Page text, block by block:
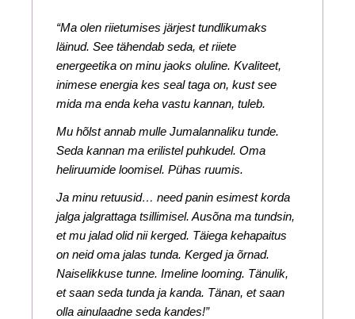
“Ma olen riietumises järjest tundlikumaks
läinud. See tähendab seda, et riiete
energeetika on minu jaoks oluline. Kvaliteet,
inimese energia kes seal taga on, kust see
mida ma enda keha vastu kannan, tuleb.
Mu hõlst annab mulle Jumalannaliku tunde.
Seda kannan ma erilistel puhkudel. Oma
heliruumide loomisel. Pühas ruumis.
Ja minu retuusid… need panin esimest korda
jalga jalgrattaga tsillimisel. Ausõna ma tundsin,
et mu jalad olid nii kerged. Täiega kehapaitus
on neid oma jalas tunda. Kerged ja õrnad.
Naiselikkuse tunne. Imeline looming. Tänulik,
et saan seda tunda ja kanda. Tänan, et saan
olla ainulaadne seda kandes!”